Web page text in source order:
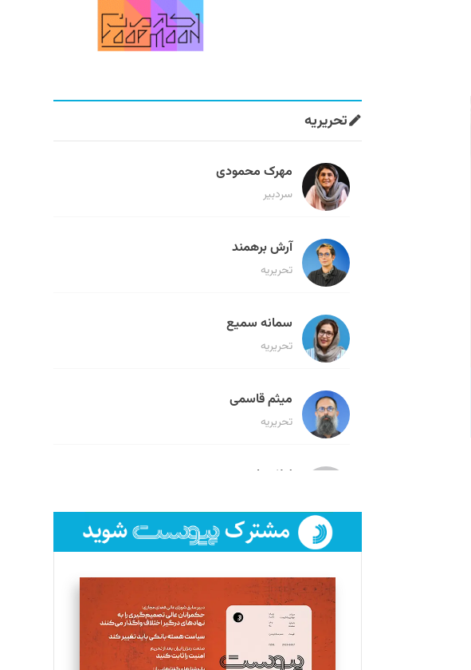
تحریریه
مهرک محمودی
سردبیر
آرش برهمند
تحریریه
سمانه سمیع
تحریریه
میثم قاسمی
تحریریه
لیلا حنارود
فائزه فتحی رستمی
تحریریه
سروش کرمیان
تحریریه